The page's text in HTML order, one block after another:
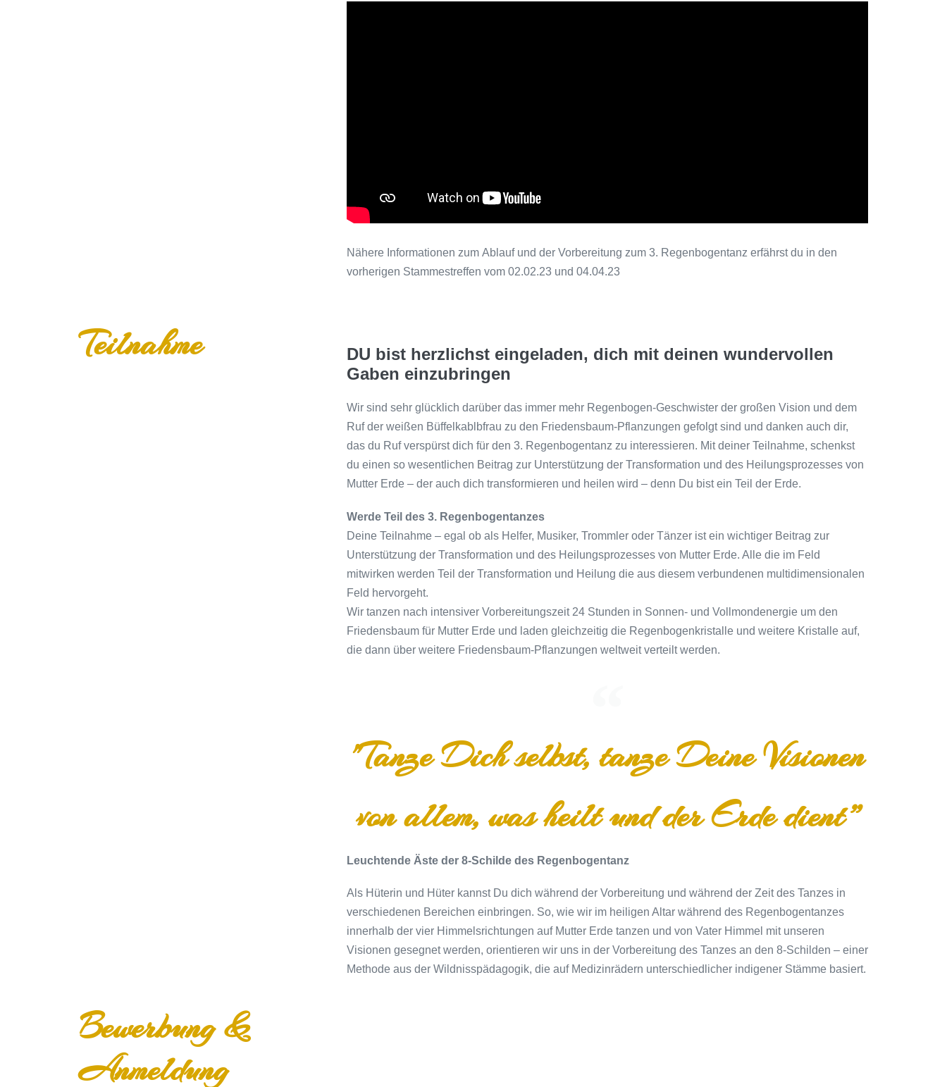
Nähere Informationen zum Ablauf und der Vorbereitung zum 3. Regenbogentanz erfährst du in den
vorherigen Stammestreffen vom 02.02.23 und 04.04.23
Teilnahme
DU bist herzlichst eingeladen, dich mit deinen wundervollen
Gaben einzubringen
Wir sind sehr glücklich darüber das immer mehr Regenbogen-Geschwister der großen Vision und dem
Ruf der weißen Büffelkablbfrau zu den Friedensbaum-Pflanzungen gefolgt sind und danken auch dir,
das du Ruf verspürst dich für den 3. Regenbogentanz zu interessieren. Mit deiner Teilnahme, schenkst
du einen so wesentlichen Beitrag zur Unterstützung der Transformation und des Heilungsprozesses von
Mutter Erde – der auch dich transformieren und heilen wird – denn Du bist ein Teil der Erde.
Werde Teil des 3. Regenbogentanzes
Deine Teilnahme – egal ob als Helfer, Musiker, Trommler oder Tänzer ist ein wichtiger Beitrag zur
Unterstützung der Transformation und des Heilungsprozesses von Mutter Erde. Alle die im Feld
mitwirken werden Teil der Transformation und Heilung die aus diesem verbundenen multidimensionalen
Feld hervorgeht.
Wir tanzen nach intensiver Vorbereitungszeit 24 Stunden in Sonnen- und Vollmondenergie um den
Friedensbaum für Mutter Erde und laden gleichzeitig die Regenbogenkristalle und weitere Kristalle auf,
die dann über weitere Friedensbaum-Pflanzungen weltweit verteilt werden.
"Tanze Dich selbst, tanze Deine Visionen
von allem, was heilt und der Erde dient”
Leuchtende Äste der 8-Schilde des Regenbogentanz
Als Hüterin und Hüter kannst Du dich während der Vorbereitung und während der Zeit des Tanzes in
verschiedenen Bereichen einbringen. So, wie wir im heiligen Altar während des Regenbogentanzes
innerhalb der vier Himmelsrichtungen auf Mutter Erde tanzen und von Vater Himmel mit unseren
Visionen gesegnet werden, orientieren wir uns in der Vorbereitung des Tanzes an den 8-Schilden – einer
Methode aus der Wildnisspädagogik, die auf Medizinrädern unterschiedlicher indigener Stämme basiert.
Bewerbung &
Anmeldung